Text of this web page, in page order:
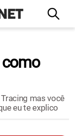
como
mas você
eu te explico